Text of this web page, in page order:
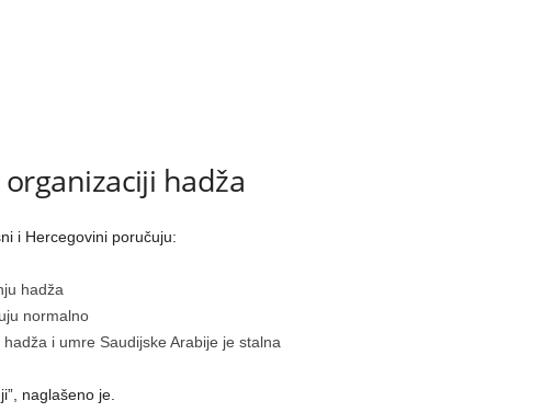
hadža
i Hercegovini poručuju:
hadža
normalno
i umre Saudijske Arabije je stalna
naglašeno je.